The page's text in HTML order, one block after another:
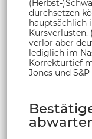
(Herbst-
durchsetzen
hauptsächlich
Kursverlusten.
verlor aber
lediglich im
Korrekturtief
Jones und